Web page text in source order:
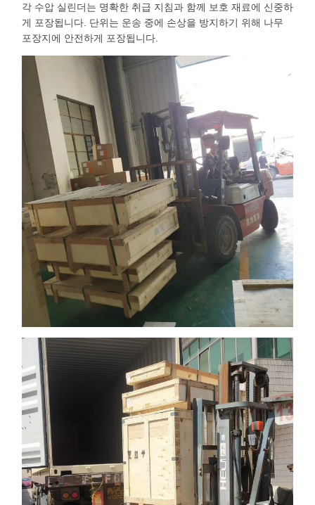
각 수압 실린더는 명확한 취급 지침과 함께 보호 재료에 신중하
게 포장됩니다. 단위는 운송 중에 손상을 방지하기 위해 나무
포장지에 안전하게 포장됩니다.